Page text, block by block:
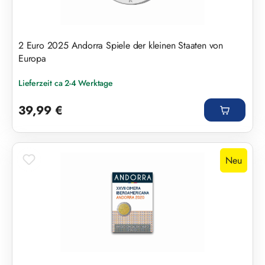
2 Euro 2025 Andorra Spiele der kleinen Staaten von
Europa
Lieferzeit ca 2-4 Werktage
39,99 €
Neu